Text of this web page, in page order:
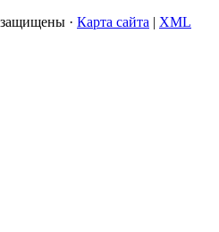
защищены · Карта сайта | XML